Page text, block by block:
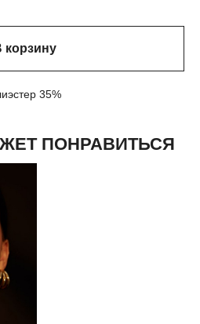
корзину
35%
ПОНРАВИТЬСЯ